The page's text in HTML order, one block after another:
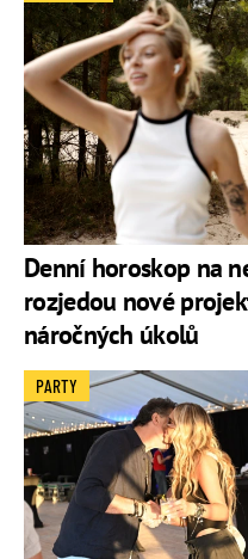
Denní horoskop na
rozjedou nové
náročných úkolů
PARTY